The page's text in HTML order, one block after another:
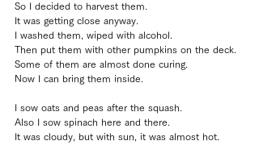
So I decided to harvest them.
It was getting close anyway.
I washed them, wiped with alcohol.
Then put them with other pumpkins on the deck.
Some of them are almost done curing.
Now I can bring them inside.
I sow oats and peas after the squash.
Also I sow spinach here and there.
It was cloudy, but with sun, it was almost hot.